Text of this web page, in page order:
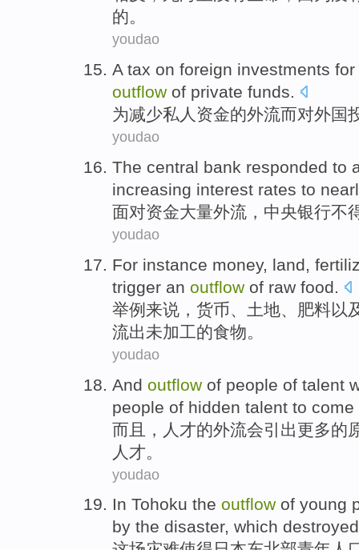
的。
youdao
A tax on foreign investments for
outflow of private funds.
为减少私人 资金的外流而对外国
youdao
The central bank responded to
increasing interest rates to
面对资金大量外流 ， 中央银行不
youdao
For instance money, land,
trigger an outflow of raw food.
举例 来说， 货币、 土地、 肥料以
流出未加工的食物。
youdao
And outflow of people of talent
people of hidden talent to come
而且，
人才的外流会引出更多的
人才。
youdao
In Tohoku the outflow of young
by the disaster, which